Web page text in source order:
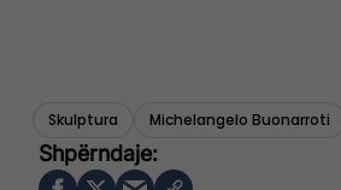
Skulptura Michelangelo Buonarroti